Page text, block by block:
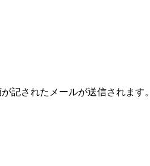
記されたメールが送信されます。